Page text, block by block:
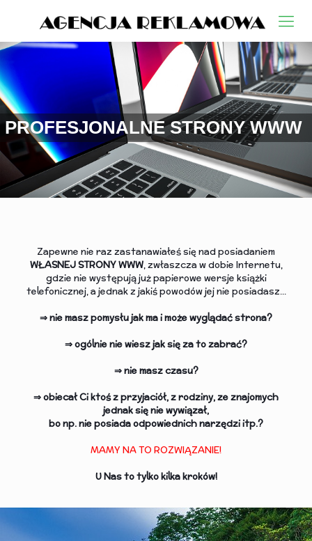
PROFESJONALNE STRONY WWW
Zapewne nie raz zastanawiałeś się nad posiadaniem
WŁASNEJ STRONY WWW, zwłaszcza w dobie Internetu,
gdzie nie występują już papierowe wersje książki
telefonicznej, a jednak z jakiś powodów jej nie posiadasz...
⇒ nie masz pomysłu jak ma i może wyglądać strona?
⇒ ogólnie nie wiesz jak się za to zabrać?
⇒ nie masz czasu?
⇒ obiecał Ci ktoś z przyjaciół, z rodziny, ze znajomych
jednak się nie wywiązał,
bo np. nie posiada odpowiednich narzędzi itp.?
MAMY NA TO ROZWIĄZANIE!
U Nas to tylko kilka kroków!